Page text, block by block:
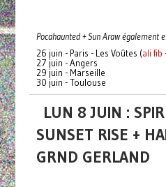
Pocahaunted + Sun Araw également
26 juin - Paris - Les Voûtes (ali fib
27 juin - Angers
29 juin - Marseille
30 juin - Toulouse
LUN 8 JUIN :
SUNSET RISE +
GRND GERLAND